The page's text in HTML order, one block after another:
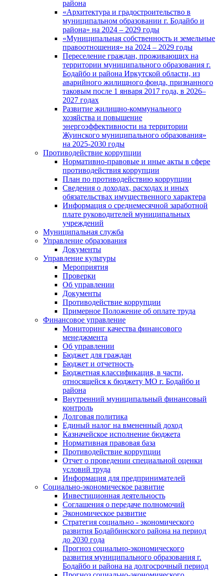
района
«Архитектура и градостроительство в
муниципальном образовании г. Бодайбо и
района» на 2024 – 2029 годы
«Муниципальная собственность и земельные
правоотношения» на 2024 – 2029 годы
Переселение граждан, проживающих на
территории муниципального образования г.
Бодайбо и района Иркутской области, из
аварийного жилищного фонда, признанного
таковым после 1 января 2017 года, в 2026–
2027 годах
Развитие жилищно-коммунального
хозяйства и повышение
энергоэффективности на территории
Жуинского муниципального образования»
на 2025-2030 годы
Противодействие коррупции
Нормативно-правовые и иные акты в сфере
противодействия коррупции
План по противодействию коррупции
Сведения о доходах, расходах и иных
обязательствах имущественного характера
Информация о среднемесячной заработной
плате руководителей муниципальных
учреждений
Муниципальная служба
Управление образования
Документы
Управление культуры
Мероприятия
Проверки
Об управлении
Документы
Противодействие коррупции
Примерное Положение об оплате труда
Финансовое управление
Мониторинг качества финансового
менеджмента
Об управлении
Бюджет для граждан
Бюджет и отчетность
Бюджетная классификация, в части,
относящейся к бюджету МО г. Бодайбо и
района
Внутренний муниципальный финансовый
контроль
Долговая политика
Единый налог на вмененный доход
Казначейское исполнение бюджета
Нормативная правовая база
Противодействие коррупции
Отчет о проведении специальной оценки
условий труда
Информация для предпринимателей
Социально-экономическое развитие
Инвестиционная деятельность
Соглашения о передаче полномочий
Экономическое развитие
Стратегия социально - экономического
развития Бодайбинского района на период
до 2030 года
Прогноз социально-экономического
развития муниципального образования г.
Бодайбо и района на долгосрочный период